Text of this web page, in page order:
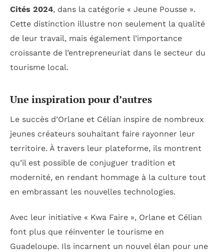
Cités 2024, dans la catégorie « Jeune Pousse ».
Cette distinction illustre non seulement la qualité
de leur travail, mais également l’importance
croissante de l’entrepreneuriat dans le secteur du
tourisme local.
Une inspiration pour d’autres
Le succès d’Orlane et Célian inspire de nombreux
jeunes créateurs souhaitant faire rayonner leur
territoire. À travers leur plateforme, ils montrent
qu’il est possible de conjuguer tradition et
modernité, en rendant hommage à la culture tout
en embrassant les nouvelles technologies.
Avec leur initiative « Kwa Faire », Orlane et Célian
font plus que réinventer le tourisme en
Guadeloupe. Ils incarnent un nouvel élan pour une